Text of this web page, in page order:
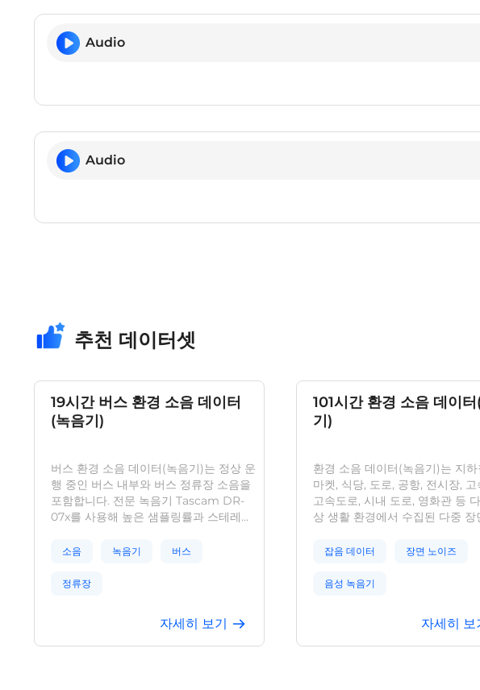
Audio
Audio
추천 데이터셋
19시간 버스 환경 소음 데이터
(녹음기)
버스 환경 소음 데이터(녹음기)는 정상 운
행 중인 버스 내부와 버스 정류장 소음을
포함합니다. 전문 녹음기 Tascam DR-
07x를 사용해 높은 샘플링률과 스테레오
연스럽습니다. 여러 AI 기업 검증을 거쳐
향상에 기여하며, 개인정보 보호법과 프
소음 녹음기 버스
정류장
자세히 보기
101시간 환경 소음 데이
기)
환경 소음 데이터(녹음기)는 지하
마켓, 식당, 도로, 공항, 전시장, 고
고속도로, 시내 도로, 영화관 등
상 생활 환경에서 수집된 다중 장
UX560F 전문 녹음기를 사용하여
녹음 음질이 명확하고 자연스럽습
니다. 데이터 수집, 저장, 사용 과
개인정보 보호법 및 프라이버시
잡음 데이터 장면 노이즈
음성 녹음기
자세히 보